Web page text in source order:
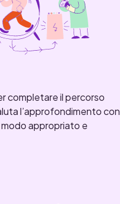
completare il percorso
l’approfondimento con
appropriato e